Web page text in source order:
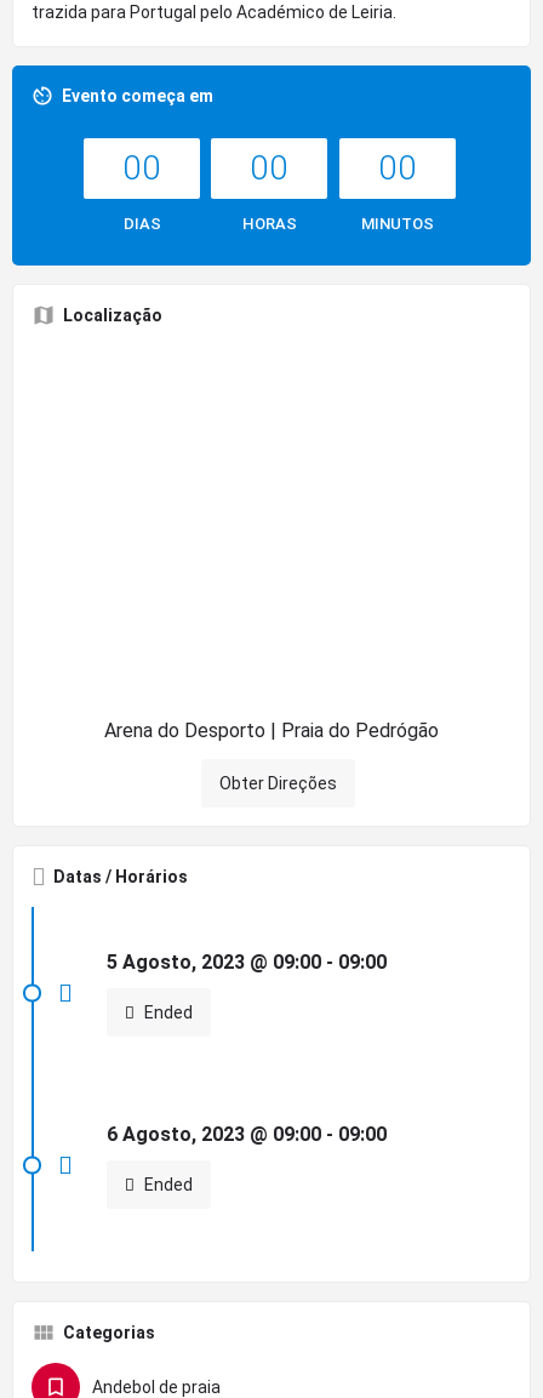
trazida para Portugal pelo Académico de Leiria.
Evento começa em
00
DIAS
00
HORAS
00
MINUTOS
Localização
Arena do Desporto | Praia do Pedrógão
Obter Direções
Datas / Horários
5 Agosto, 2023 @ 09:00 - 09:00
Ended
6 Agosto, 2023 @ 09:00 - 09:00
Ended
Categorias
Andebol de praia